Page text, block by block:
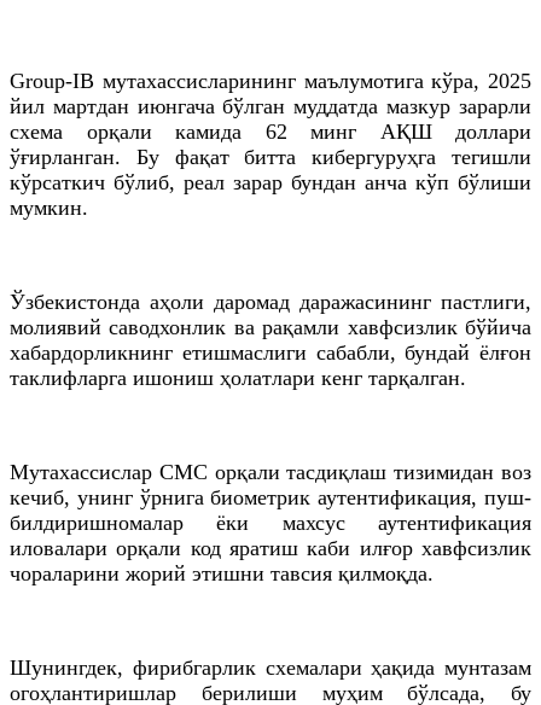
Group-IB мутахассисларининг маълумотига кўра, 2025
йил мартдан июнгача бўлган муддатда мазкур зарарли
схема орқали камида 62 минг АҚШ доллари
ўғирланган. Бу фақат битта кибергуруҳга тегишли
кўрсаткич бўлиб, реал зарар бундан анча кўп бўлиши
мумкин.
Ўзбекистонда аҳоли даромад даражасининг пастлиги,
молиявий саводхонлик ва рақамли хавфсизлик бўйича
хабардорликнинг етишмаслиги сабабли, бундай ёлғон
таклифларга ишониш ҳолатлари кенг тарқалган.
Мутахассислар СМС орқали тасдиқлаш тизимидан воз
кечиб, унинг ўрнига биометрик аутентификация, пуш-
билдиришномалар ёки махсус аутентификация
иловалари орқали код яратиш каби илғор хавфсизлик
чораларини жорий этишни тавсия қилмоқда.
Шунингдек, фирибгарлик схемалари ҳақида мунтазам
огоҳлантиришлар берилиши муҳим бўлсада, бу